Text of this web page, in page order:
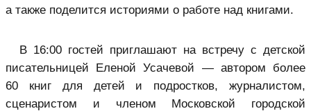
а также поделится историями о работе над книгами.
В 16:00 гостей приглашают на встречу с детской
писательницей Еленой Усачевой — автором более
60 книг для детей и подростков, журналистом,
сценаристом и членом Московской городской